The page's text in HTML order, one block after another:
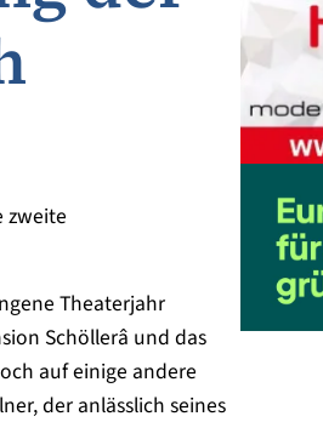
zweite
Theaterjahr
Schöllerâ und das
auf einige andere
der anlässlich seines